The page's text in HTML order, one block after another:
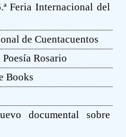
Feria Internacional del
de Cuentacuentos
Rosario
Books
documental sobre